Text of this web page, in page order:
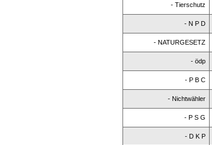
- Tierschutz
- N P D
- NATURGESETZ
- ödp
- P B C
- Nichtwähler
- P S G
- D K P